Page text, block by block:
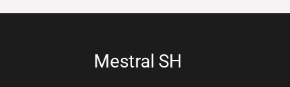
Mestral SH